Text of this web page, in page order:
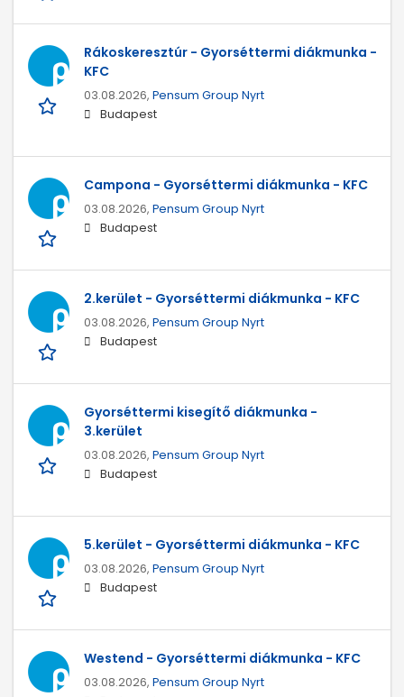
Rákoskeresztúr - Gyorséttermi diákmunka -
KFC
03.08.2026, Pensum Group Nyrt
Budapest
Campona - Gyorséttermi diákmunka - KFC
03.08.2026, Pensum Group Nyrt
Budapest
2.kerület - Gyorséttermi diákmunka - KFC
03.08.2026, Pensum Group Nyrt
Budapest
Gyorséttermi kisegítő diákmunka -
3.kerület
03.08.2026, Pensum Group Nyrt
Budapest
5.kerület - Gyorséttermi diákmunka - KFC
03.08.2026, Pensum Group Nyrt
Budapest
Westend - Gyorséttermi diákmunka - KFC
03.08.2026, Pensum Group Nyrt